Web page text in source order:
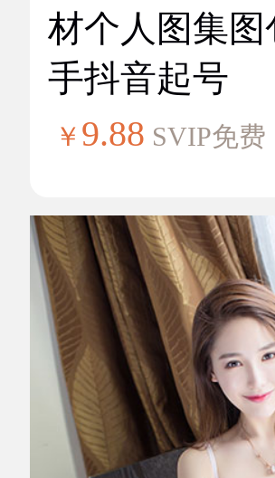
材个人图集
手抖音起号
￥ 9.88 SVIP免费